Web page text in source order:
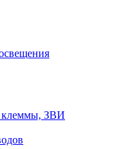
клеммы, ЗВИ